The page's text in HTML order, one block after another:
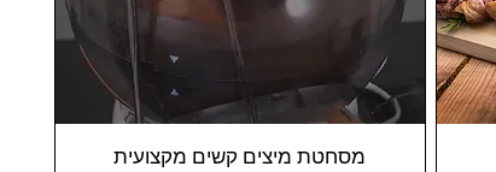
מסחטת מיצים קשים מקצועית